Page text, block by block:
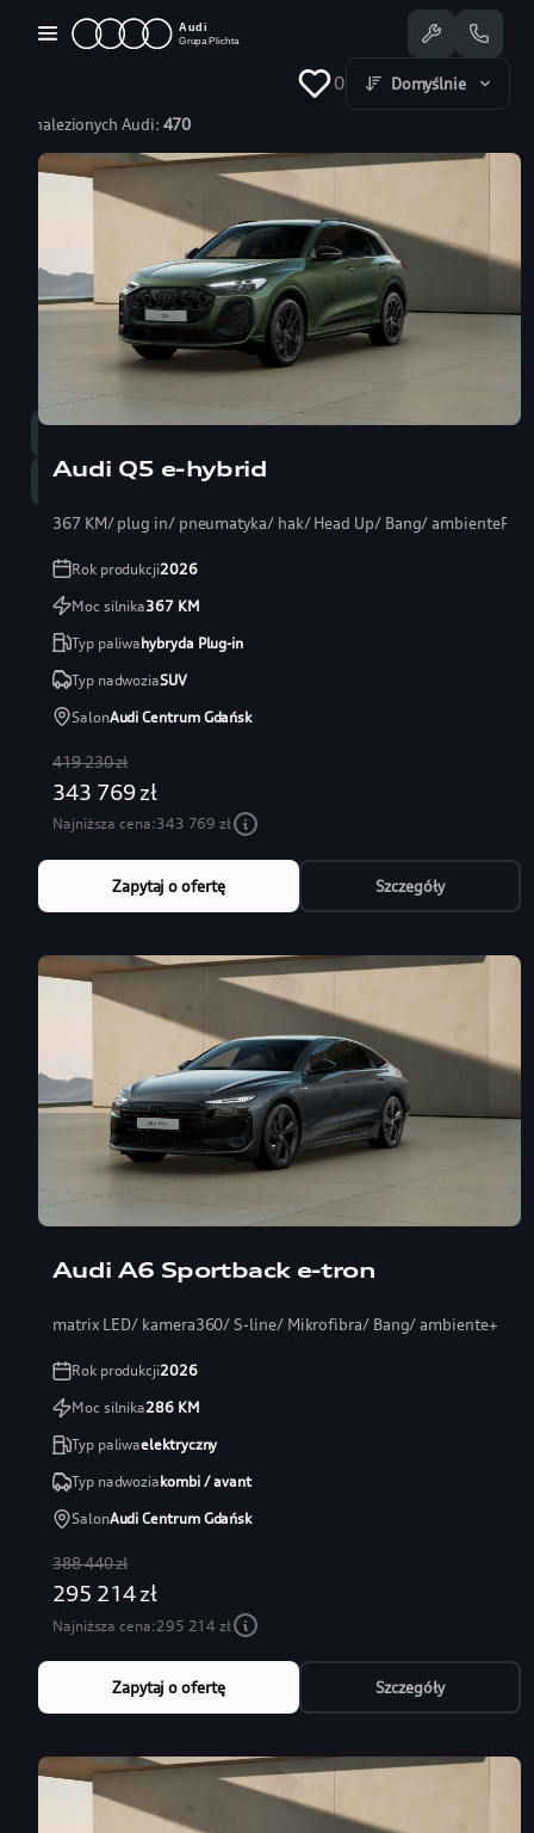
Przejdź
Dostępne Audi
Oferty specjalne
Nasze salony
Jazda testowa
Serwis
Sprzedaż
0 Domyślnie
Znalezionych Audi: 470
Audi Q5 e-hybrid
367 KM/ plug in/ pneumatyka/ hak/ Head Up/ Bang/ ambientePRO
Rok produkcji2026
Moc silnika367KM
Typ paliwahybryda Plug-in
Typ nadwoziaSUV
SalonAudi Centrum Gdańsk
419 230 zł
343 769 zł
Najniższa cena:343 769 zł
Zapytaj o ofertę Szczegóły
Audi A6 Sportback e-tron
matrix LED/ kamera360/ S-line/ Mikrofibra/ Bang/ ambiente+
Rok produkcji2026
Moc silnika286KM
Typ paliwaelektryczny
Typ nadwoziakombi / avant
SalonAudi Centrum Gdańsk
388 440 zł
295 214 zł
Najniższa cena:295 214 zł
Zapytaj o ofertę Szczegóły